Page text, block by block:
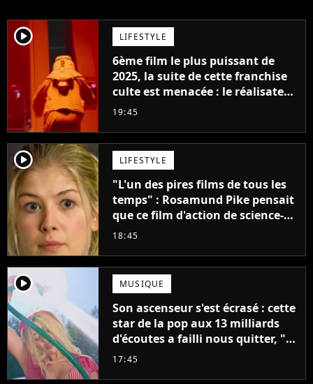
player2 LIFESTYLE
6ème film le plus puissant de
2025, la suite de cette franchise
culte est menacée : le réalisateur
claque la porte pour "différends
19:45
player2 LIFESTYLE
"L'un des pires films de tous les
temps" : Rosamund Pike pensait
que ce film d'action de science-
fiction avec Dwayne Johnson
18:45
player2 MUSIQUE
Son ascenseur s'est écrasé : cette
star de la pop aux 13 milliards
d'écoutes a failli nous quitter, "Je
pensais ne plus jamais chanter"
17:45